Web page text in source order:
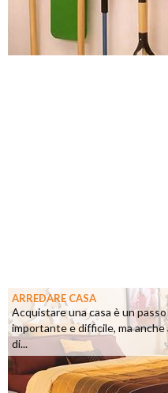
ARREDARE CASA
Acquistare una casa è un
importante e difficile, ma anche
di...